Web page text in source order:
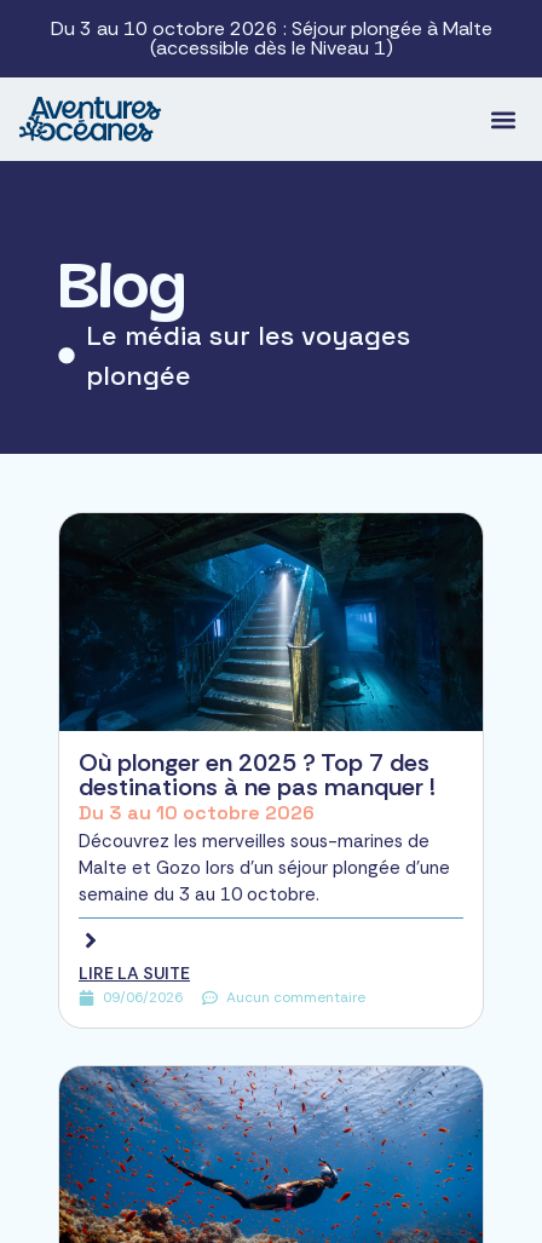
Du 3 au 10 octobre 2026 : Séjour plongée à Malte
(accessible dès le Niveau 1)
Blog
Le média sur les voyages
plongée
Où plonger en 2025 ? Top 7 des
destinations à ne pas manquer !
Du 3 au 10 octobre 2026
Découvrez les merveilles sous-marines de
Malte et Gozo lors d'un séjour plongée d'une
semaine du 3 au 10 octobre.
LIRE LA SUITE
09/06/2026 Aucun commentaire